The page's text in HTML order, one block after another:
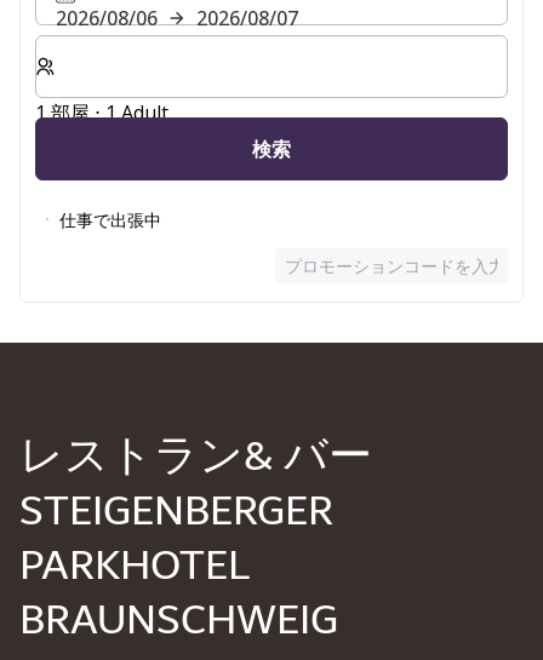
2026/08/06
2026/08/07
客室数と宿泊人数をお選びください。
1 部屋 ⋅ 1 Adult
検索
仕事で出張中
プロモーションコードを入力
レストラン& バー
STEIGENBERGER
PARKHOTEL
BRAUNSCHWEIG